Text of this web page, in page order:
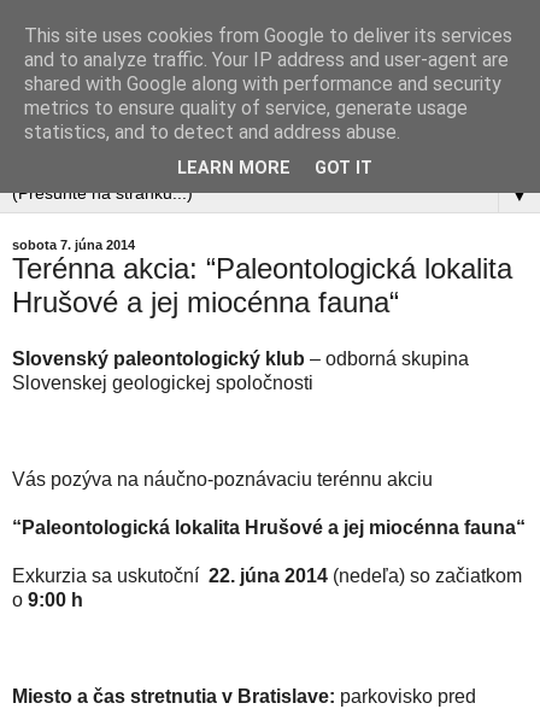
▼
sobota 7. júna 2014
Terénna akcia: “Paleontologická lokalita
Hrušové a jej miocénna fauna“
Slovenský paleontologický klub – odborná skupina
Slovenskej geologickej spoločnosti
Vás pozýva na náučno-poznávaciu terénnu akciu
“Paleontologická lokalita Hrušové a jej miocénna fauna“
Exkurzia sa uskutoční 22. júna 2014 (nedeľa) so začiatkom
o 9:00 h
Miesto a čas stretnutia v Bratislave: parkovisko pred
This site uses cookies from Google to deliver its services
and to analyze traffic. Your IP address and user-agent are
shared with Google along with performance and security
metrics to ensure quality of service, generate usage
statistics, and to detect and address abuse.
LEARN MORE GOT IT